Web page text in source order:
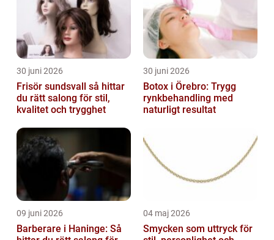
30 juni 2026
Frisör sundsvall så hittar
du rätt salong för stil,
kvalitet och trygghet
30 juni 2026
Botox i Örebro: Trygg
rynkbehandling med
naturligt resultat
09 juni 2026
Barberare i Haninge: Så
04 maj 2026
Smycken som uttryck för